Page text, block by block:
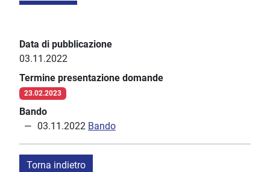
Data di pubblicazione
03.11.2022
Termine presentazione domande
23.02.2023
Bando
03.11.2022 Bando
Torna indietro